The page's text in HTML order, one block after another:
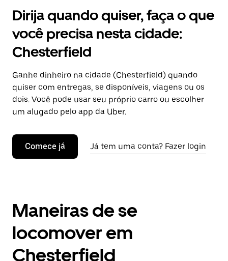
Dirija quando quiser, faça o que
você precisa nesta cidade:
Chesterfield
Ganhe dinheiro na cidade (Chesterfield) quando
quiser com entregas, se disponíveis, viagens ou os
dois. Você pode usar seu próprio carro ou escolher
um alugado pelo app da Uber.
Comece já Já tem uma conta? Fazer login
Maneiras de se
locomover em
Chesterfield